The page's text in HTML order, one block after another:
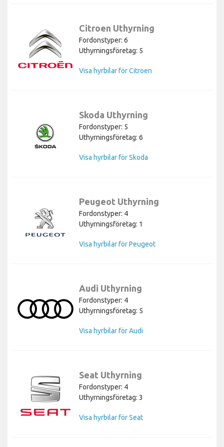
Citroen Uthyrning
Fordonstyper: 6
Uthyrningsföretag: 5
Visa hyrbilar för Citroen
Skoda Uthyrning
Fordonstyper: 5
Uthyrningsföretag: 6
Visa hyrbilar för Skoda
Peugeot Uthyrning
Fordonstyper: 4
Uthyrningsföretag: 1
Visa hyrbilar för Peugeot
Audi Uthyrning
Fordonstyper: 4
Uthyrningsföretag: 5
Visa hyrbilar för Audi
Seat Uthyrning
Fordonstyper: 4
Uthyrningsföretag: 3
Visa hyrbilar för Seat